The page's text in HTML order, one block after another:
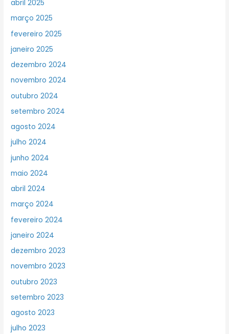
abril 2025
março 2025
fevereiro 2025
janeiro 2025
dezembro 2024
novembro 2024
outubro 2024
setembro 2024
agosto 2024
julho 2024
junho 2024
maio 2024
abril 2024
março 2024
fevereiro 2024
janeiro 2024
dezembro 2023
novembro 2023
outubro 2023
setembro 2023
agosto 2023
julho 2023